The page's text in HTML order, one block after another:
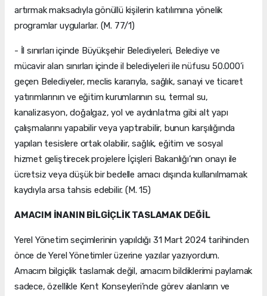
artırmak maksadıyla gönüllü kişilerin katılımına yönelik
programlar uygularlar. (M. 77/1)
- İl sınırları içinde Büyükşehir Belediyeleri, Belediye ve
mücavir alan sınırları içinde il belediyeleri ile nüfusu 50.000’i
geçen Belediyeler, meclis kararıyla, sağlık, sanayi ve ticaret
yatırımlarının ve eğitim kurumlarının su, termal su,
kanalizasyon, doğalgaz, yol ve aydınlatma gibi alt yapı
çalışmalarını yapabilir veya yaptırabilir, bunun karşılığında
yapılan tesislere ortak olabilir, sağlık, eğitim ve sosyal
hizmet geliştirecek projelere İçişleri Bakanlığı’nın onayı ile
ücretsiz veya düşük bir bedelle amacı dışında kullanılmamak
kaydıyla arsa tahsis edebilir. (M. 15)
AMACIM İNANIN BİLGİÇLİK TASLAMAK DEĞİL
Yerel Yönetim seçimlerinin yapıldığı 31 Mart 2024 tarihinden
önce de Yerel Yönetimler üzerine yazılar yazıyordum.
Amacım bilgiçlik taslamak değil, amacım bildiklerimi paylamak
sadece, özellikle Kent Konseyleri’nde görev alanların ve